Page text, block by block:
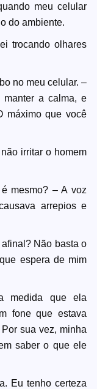
meu celular
do ambiente.
trocando olhares
no meu celular. –
manter a calma, e
máximo que você
irritar o homem
mesmo? – A voz
arrepios e
Não basta o
espera de mim
medida que ela
fone que estava
sua vez, minha
saber o que ele
Eu tenho certeza